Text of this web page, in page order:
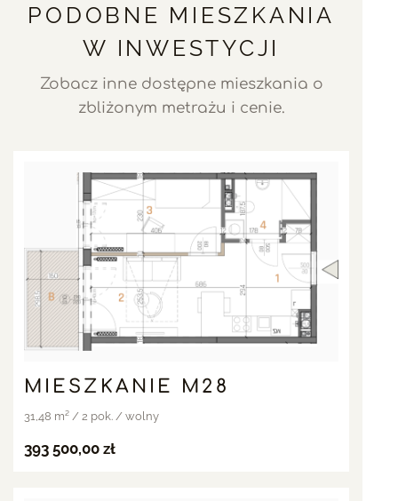
PODOBNE MIESZKANIA
W INWESTYCJI
Zobacz inne dostępne mieszkania o
zbliżonym metrażu i cenie.
MIESZKANIE M28
31,48 m² / 2 pok. / wolny
393 500,00 zł